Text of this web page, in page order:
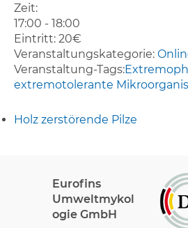
Zeit:
17:00 - 18:00
Eintritt: 20€
Veranstaltungskategorie:
Veranstaltung-Tags:
extremotolerante
Holz zerstörende Pilze
Eurofins
Umweltmykol
ogie GmbH